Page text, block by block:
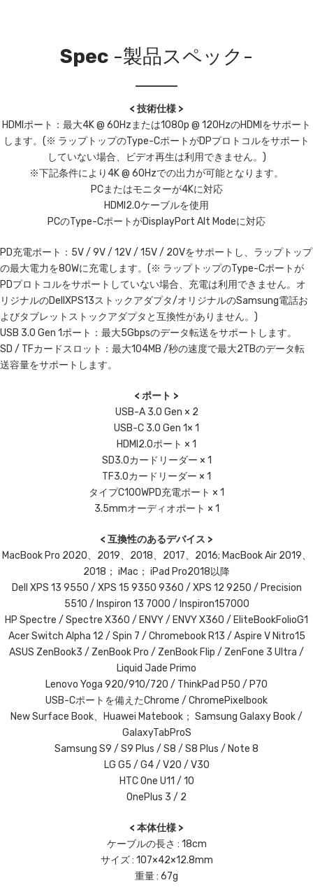
Spec -製品スペック-
< 技術仕様 >
HDMIポート：最大4K @ 60Hzまたは1080p @ 120HzのHDMIをサポート
します。(※ ラップトップのType-CポートがDPプロトコルをサポート
していない場合、ビデオ再生は利用できません。)
※下記条件により4K @ 60Hzでの出力が可能となります。
PCまたはモニターが4Kに対応
HDMI2.0ケーブルを使用
PCのType-CポートがDisplayPort Alt Modeに対応
PD充電ポート：5V / 9V / 12V / 15V / 20Vをサポートし、ラップトップ
の最大電力を80Wに充電します。(※ ラップトップのType-Cポートが
PDプロトコルをサポートしていない場合、充電は利用できません。オ
リジナルのDellXPS13ストックアダプタ/オリジナルのSamsung電話お
よびタブレットストックアダプタと互換性がありません。)
USB 3.0 Gen 1ポート：最大5Gbpsのデータ転送をサポートします。
SD / TFカードスロット：最大104MB /秒の速度で最大2TBのデータ転
送容量をサポートします。
< ポート >
USB-A 3.0 Gen × 2
USB-C 3.0 Gen 1× 1
HDMI2.0ポート × 1
SD3.0カードリーダー × 1
TF3.0カードリーダー × 1
タイプC100WPD充電ポート × 1
3.5mmオーディオポート × 1
< 互換性のあるデバイス >
MacBook Pro 2020、2019、2018、2017、2016; MacBook Air 2019、
2018； iMac； iPad Pro2018以降
Dell XPS 13 9550 / XPS 15 9350 9360 / XPS 12 9250 / Precision
5510 / Inspiron 13 7000 / Inspiron157000
HP Spectre / Spectre X360 / ENVY / ENVY X360 / EliteBookFolioG1
Acer Switch Alpha 12 / Spin 7 / Chromebook R13 / Aspire V Nitro15
ASUS ZenBook3 / ZenBook Pro / ZenBook Flip / ZenFone 3 Ultra /
Liquid Jade Primo
Lenovo Yoga 920/910/720 / ThinkPad P50 / P70
USB-Cポートを備えたChrome / ChromePixelbook
New Surface Book、Huawei Matebook； Samsung Galaxy Book /
GalaxyTabProS
Samsung S9 / S9 Plus / S8 / S8 Plus / Note 8
LG G5 / G4 / V20 / V30
HTC One U11 / 10
OnePlus 3 / 2
< 本体仕様 >
ケーブルの長さ : 18cm
サイズ : 107×42×12.8mm
重量 : 67g